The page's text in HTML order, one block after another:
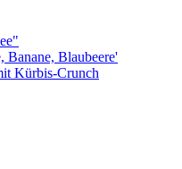
Blaubeere'
Kürbis-Crunch